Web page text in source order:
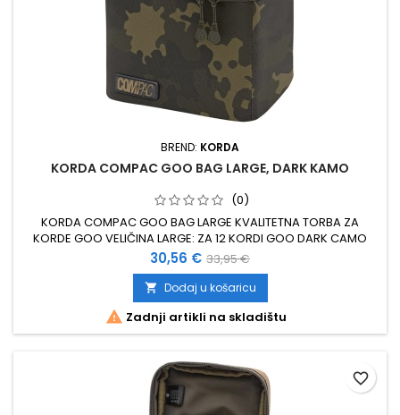
BREND: KORDA
KORDA COMPAC GOO BAG LARGE, DARK KAMO
(0)
KORDA COMPAC GOO BAG LARGE KVALITETNA TORBA ZA
KORDE GOO VELIČINA LARGE: ZA 12 KORDI GOO DARK CAMO
UZORAK
Cijena
30,56 € Standardna
cijena
33,95 €
 Dodaj u košaricu
 Zadnji artikli na skladištu
favorite_border